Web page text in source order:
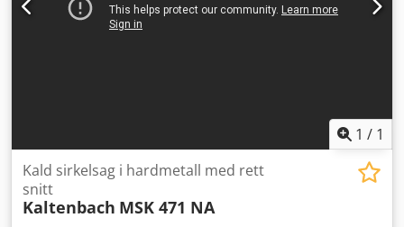
1 / 1
Kald sirkelsag i hardmetall med rett
snitt
Kaltenbach MSK 471 NA